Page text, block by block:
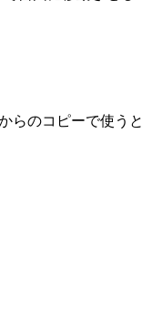
らのコピーで使うと